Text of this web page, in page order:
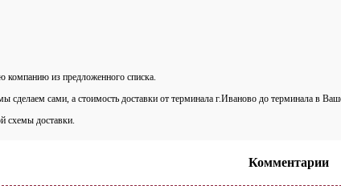
компанию из предложенного списка.
сделаем сами, а стоимость доставки от терминала г.Иваново до терминала в
схемы доставки.
Комментарии